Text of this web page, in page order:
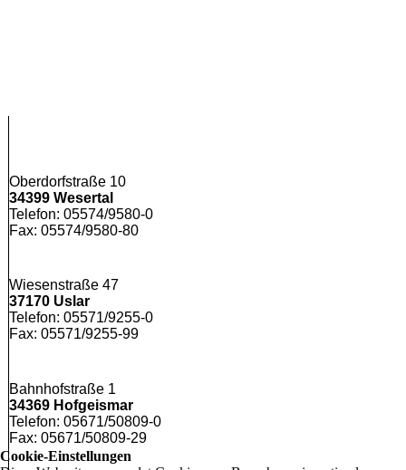
Oberdorfstraße 10
34399 Wesertal
Telefon: 05574/9580-0
Fax: 05574/9580-80
Wiesenstraße 47
37170 Uslar
Telefon: 05571/9255-0
Fax: 05571/9255-99
Bahnhofstraße 1
34369 Hofgeismar
Telefon: 05671/50809-0
Fax: 05671/50809-29
Cookie-Einstellungen